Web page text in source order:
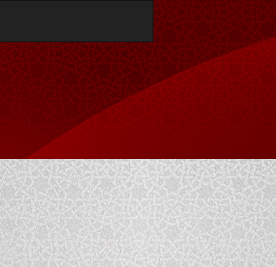
تنزيل
تنزيل
بصيغة
PDF